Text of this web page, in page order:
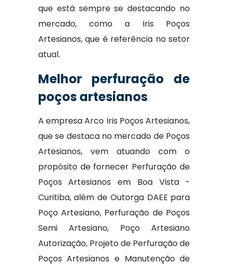
que está sempre se destacando no
mercado, como a Iris Poços
Artesianos, que é referência no setor
atual.
Melhor perfuração de
poços artesianos
A empresa Arco Iris Poços Artesianos,
que se destaca no mercado de Poços
Artesianos, vem atuando com o
propósito de fornecer Perfuração de
Poços Artesianos em Boa Vista -
Curitiba, além de Outorga DAEE para
Poço Artesiano, Perfuração de Poços
Semi Artesiano, Poço Artesiano
Autorização, Projeto de Perfuração de
Poços Artesianos e Manutenção de